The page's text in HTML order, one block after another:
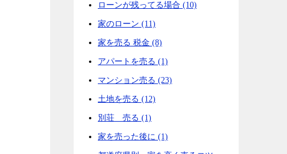
ローンが残ってる場合 (10)
家のローン (11)
家を売る 税金 (8)
アパートを売る (1)
マンション売る (23)
土地を売る (12)
別荘 売る (1)
家を売った後に (1)